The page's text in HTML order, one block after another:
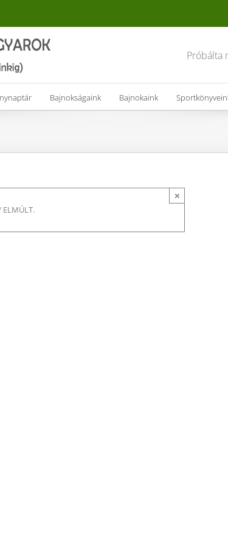
Próbálta
Bajnokságaink Bajnokaink
ELMÚLT.
×